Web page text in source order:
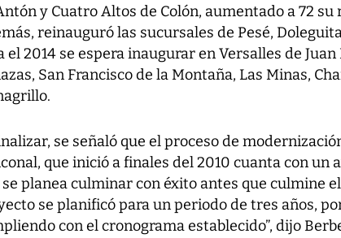
y Cuatro Altos de Colón, aumentado a 72 su
reinauguró las sucursales de Pesé,
el 2014 se espera inaugurar en Versalles de Juan
San Francisco de la Montaña, Las Minas,
se señaló que el proceso de
que inició a finales del 2010 cuanta con un
planea culminar con éxito antes que culmine
se planificó para un periodo de tres años,
con el cronograma establecido”, dijo